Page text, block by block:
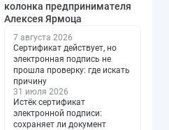
колонка предпринимателя
Алексея Ярмоца
7 августа 2026
Сертификат действует, но
электронная подпись не
прошла проверку: где искать
причину
31 июля 2026
Истёк сертификат
электронной подписи:
сохраняет ли документ